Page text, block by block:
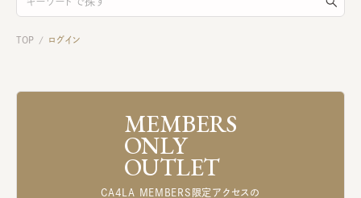
TOP / ログイン
MEMBERS
ONLY
OUTLET
CA4LA MEMBERS限定アクセスの